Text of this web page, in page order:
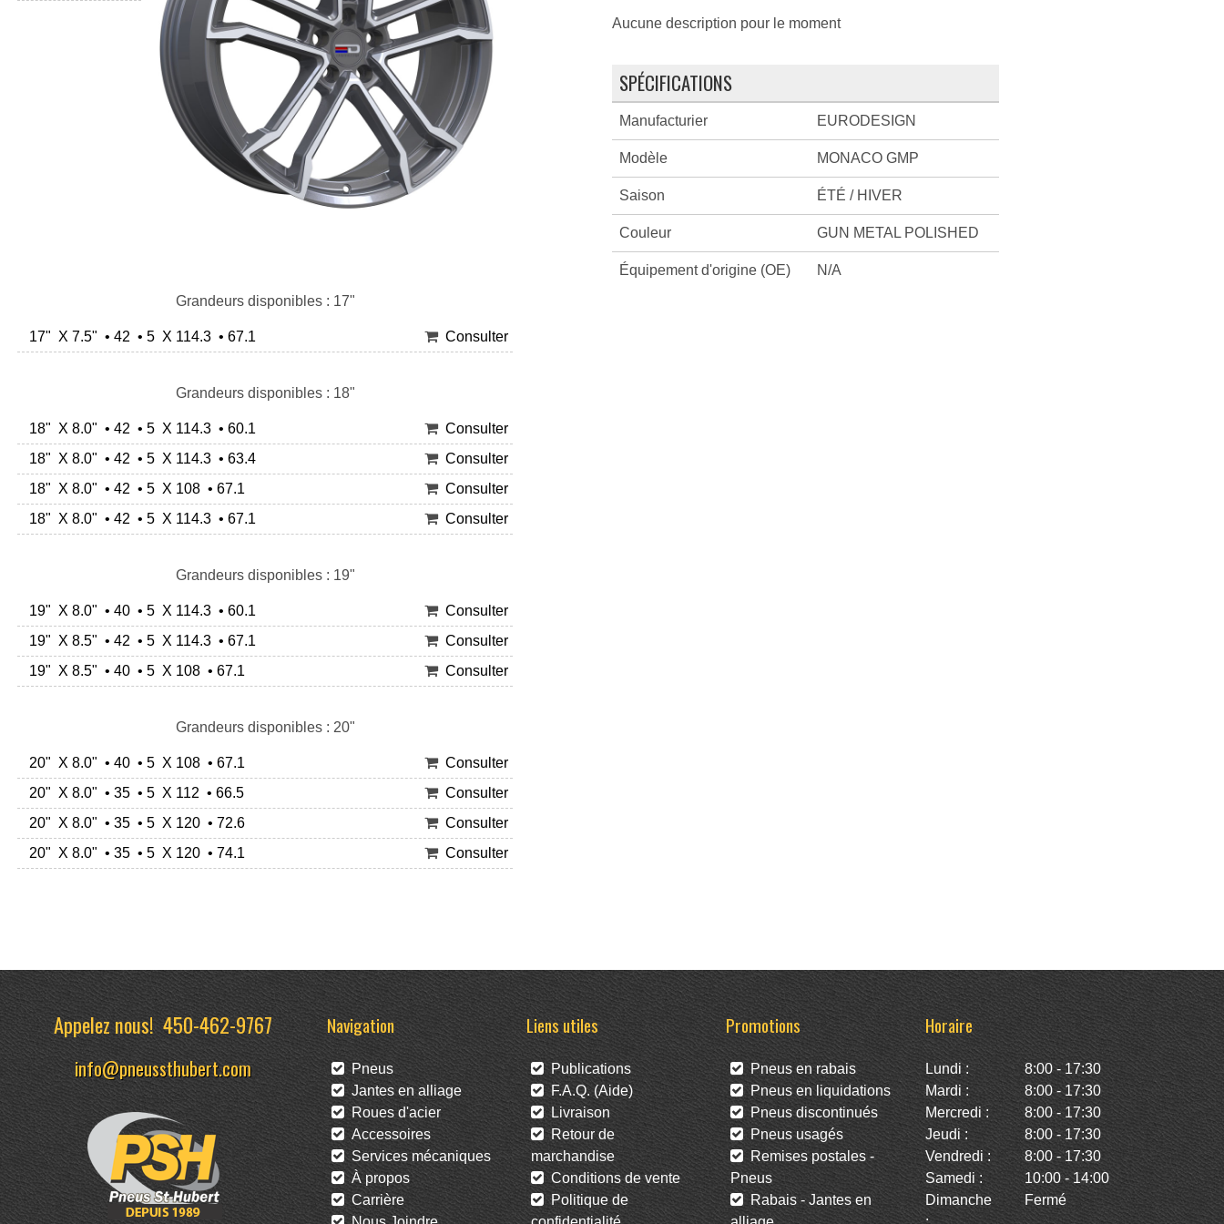
Grandeurs disponibles : 17"
17" X 7.5" • 42 • 5 X 114.3 • 67.1 Consulter
Grandeurs disponibles : 18"
18" X 8.0" • 42 • 5 X 114.3 • 60.1
Consulter
18" X 8.0" • 42 • 5 X 114.3 • 63.4
Consulter
18" X 8.0" • 42 • 5 X 108 • 67.1
Consulter
18" X 8.0" • 42 • 5 X 114.3 • 67.1
Consulter
Grandeurs disponibles : 19"
19" X 8.0" • 40 • 5 X 114.3 • 60.1
Consulter
19" X 8.5" • 42 • 5 X 114.3 • 67.1
Consulter
19" X 8.5" • 40 • 5 X 108 • 67.1
Consulter
Grandeurs disponibles : 20"
20" X 8.0" • 40 • 5 X 108 • 67.1
Consulter
20" X 8.0" • 35 • 5 X 112 • 66.5
Consulter
20" X 8.0" • 35 • 5 X 120 • 72.6
Consulter
20" X 8.0" • 35 • 5 X 120 • 74.1
Consulter
Aucune description pour le moment
SPÉCIFICATIONS
Manufacturier EURODESIGN
Modèle MONACO GMP
Saison ÉTÉ / HIVER
Couleur GUN METAL POLISHED
Équipement d'origine (OE) N/A
Appelez nous!450-462-9767
info@pneussthubert.com
Navigation
Pneus
Jantes en alliage
Roues d'acier
Accessoires
Services mécaniques
À propos
Carrière
Liens utiles
Publications
F.A.Q. (Aide)
Livraison
Retour de
marchandise
Conditions de vente
Politique de
Promotions
Pneus en rabais
Pneus en liquidations
Pneus discontinués
Pneus usagés
Remises postales -
Pneus
Rabais - Jantes en
Horaire
Lundi :
8:00 - 17:30
Mardi :
8:00 - 17:30
Mercredi :
8:00 - 17:30
Jeudi :
8:00 - 17:30
Vendredi :
8:00 - 17:30
Samedi :
10:00 - 14:00
Dimanche
Fermé